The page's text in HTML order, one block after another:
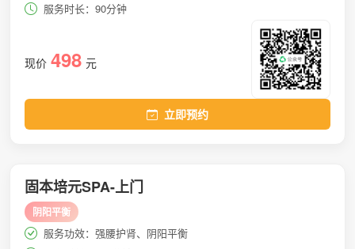
服务时长：90分钟
现价 498 元
立即预约
固本培元SPA-上门
阴阳平衡
服务功效：强腰护肾、阴阳平衡